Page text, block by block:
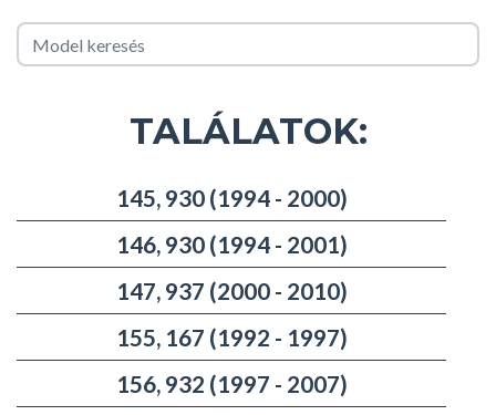
TALÁLATOK:
145, 930 (1994 - 2000)
146, 930 (1994 - 2001)
147, 937 (2000 - 2010)
155, 167 (1992 - 1997)
156, 932 (1997 - 2007)